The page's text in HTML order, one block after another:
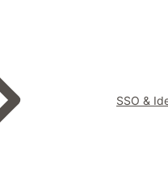
SSO &